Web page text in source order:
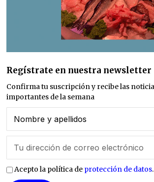
Regístrate en nuestra newsletter
Confirma tu suscripción y recibe las
importantes de la semana
Acepto la política de protección de datos.